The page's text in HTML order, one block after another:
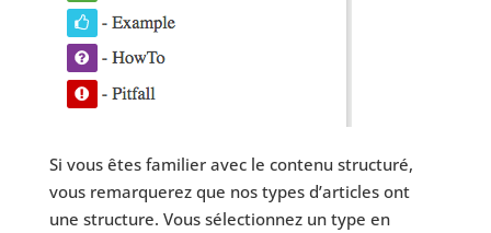
Si vous êtes familier avec le contenu structuré,
vous remarquerez que nos types d’articles ont
une structure. Vous sélectionnez un type en